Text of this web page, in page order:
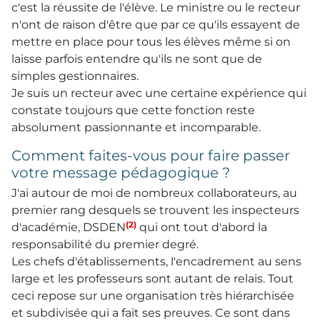
c'est la réussite de l'élève. Le ministre ou le recteur
n'ont de raison d'être que par ce qu'ils essayent de
mettre en place pour tous les élèves même si on
laisse parfois entendre qu'ils ne sont que de
simples gestionnaires.
Je suis un recteur avec une certaine expérience qui
constate toujours que cette fonction reste
absolument passionnante et incomparable.
Comment faites-vous pour faire passer
votre message pédagogique ?
J'ai autour de moi de nombreux collaborateurs, au
premier rang desquels se trouvent les inspecteurs
d'académie, DSDEN(2) qui ont tout d'abord la
responsabilité du premier degré.
Les chefs d'établissements, l'encadrement au sens
large et les professeurs sont autant de relais. Tout
ceci repose sur une organisation très hiérarchisée
et subdivisée qui a fait ses preuves. Ce sont dans